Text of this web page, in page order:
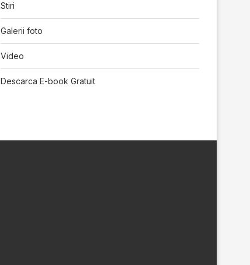
Stiri
Galerii foto
Video
Descarca E-book Gratuit